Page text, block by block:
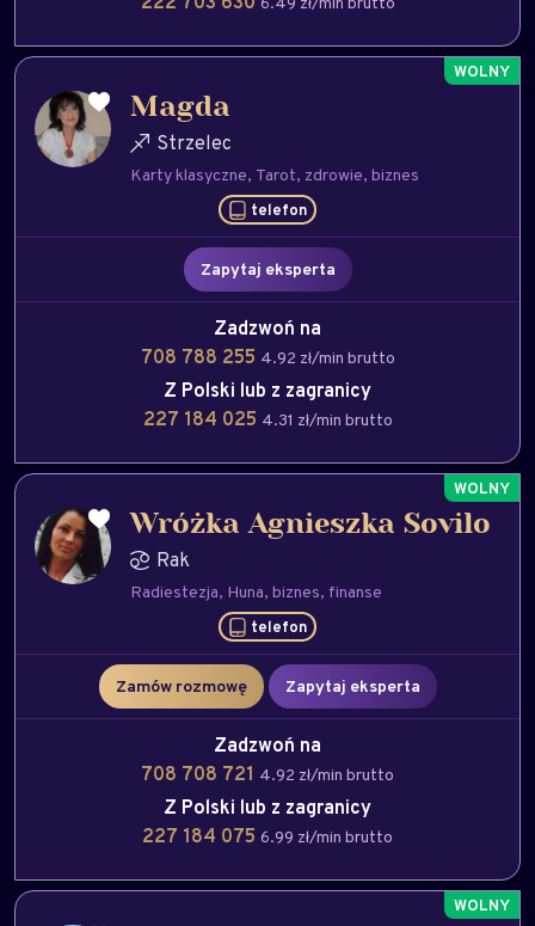
Magda
Strzelec
Karty klasyczne Tarot zdrowie biznes
telefon
Zapytaj eksperta
Zadzwoń na
708 788 255 4.92 zł/min brutto
Z Polski lub z zagranicy
227 184 025 4.31 zł/min brutto
Wróżka Agnieszka Sovilo
Rak
Radiestezja Huna biznes finanse
telefon
Zamów rozmowę Zapytaj eksperta
Zadzwoń na
708 708 721 4.92 zł/min brutto
Z Polski lub z zagranicy
227 184 075 6.99 zł/min brutto